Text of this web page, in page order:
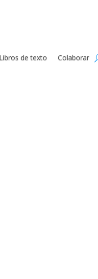
Libros de texto Colaborar